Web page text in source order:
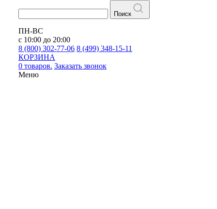
Поиск
ПН-ВС
с 10:00 до 20:00
8 (800) 302-77-06 8 (499) 348-15-11
КОРЗИНА
0 товаров. Заказать звонок
Меню